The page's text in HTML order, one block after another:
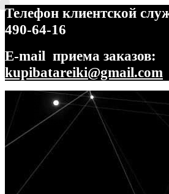
Телефон клиентской
490-64-16
E-mail приема заказов:
kupibatareiki@gmail.com
Перейти
навигации
Перейти
содержимому